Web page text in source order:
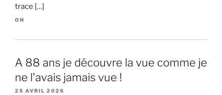
trace […]
OH
A 88 ans je découvre la vue comme je
ne l’avais jamais vue !
25 AVRIL 2026